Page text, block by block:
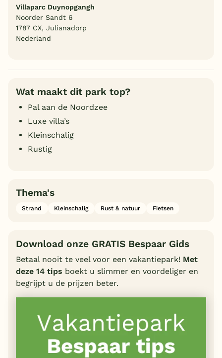
Villaparc Duynopgangh
Noorder Sandt 6
1787 CX, Julianadorp
Nederland
Wat maakt dit park top?
Pal aan de Noordzee
Luxe villa’s
Kleinschalig
Rustig
Thema's
Strand Kleinschalig Rust & natuur Fietsen
Download onze GRATIS Bespaar Gids
Betaal nooit te veel voor een vakantiepark! Met
deze 14 tips boekt u slimmer en voordeliger en
begrijpt u de prijzen beter.